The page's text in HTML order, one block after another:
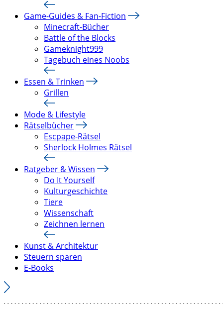
Game-Guides & Fan-Fiction
Minecraft-Bücher
Battle of the Blocks
Gameknight999
Tagebuch eines Noobs
Essen & Trinken
Grillen
Mode & Lifestyle
Rätselbücher
Escpape-Rätsel
Sherlock Holmes Rätsel
Ratgeber & Wissen
Do It Yourself
Kulturgeschichte
Tiere
Wissenschaft
Zeichnen lernen
Kunst & Architektur
Steuern sparen
E-Books